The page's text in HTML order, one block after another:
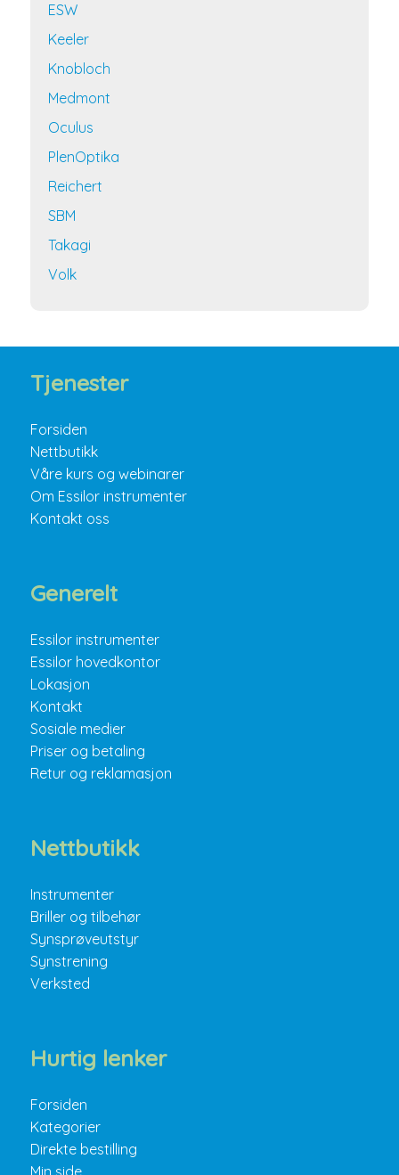
ESW
Keeler
Knobloch
Medmont
Oculus
PlenOptika
Reichert
SBM
Takagi
Volk
Tjenester
Forsiden
Nettbutikk
Våre kurs og webinarer
Om Essilor instrumenter
Kontakt oss
Generelt
Essilor instrumenter
Essilor hovedkontor
Lokasjon
Kontakt
Sosiale medier
Priser og betaling
Retur og reklamasjon
Nettbutikk
Instrumenter
Briller og tilbehør
Synsprøveutstyr
Synstrening
Verksted
Hurtig lenker
Forsiden
Kategorier
Direkte bestilling